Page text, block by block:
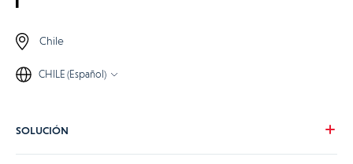
Chile
CHILE (Español)
SOLUCIÓN